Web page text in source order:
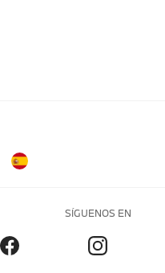
SÍGUENOS EN